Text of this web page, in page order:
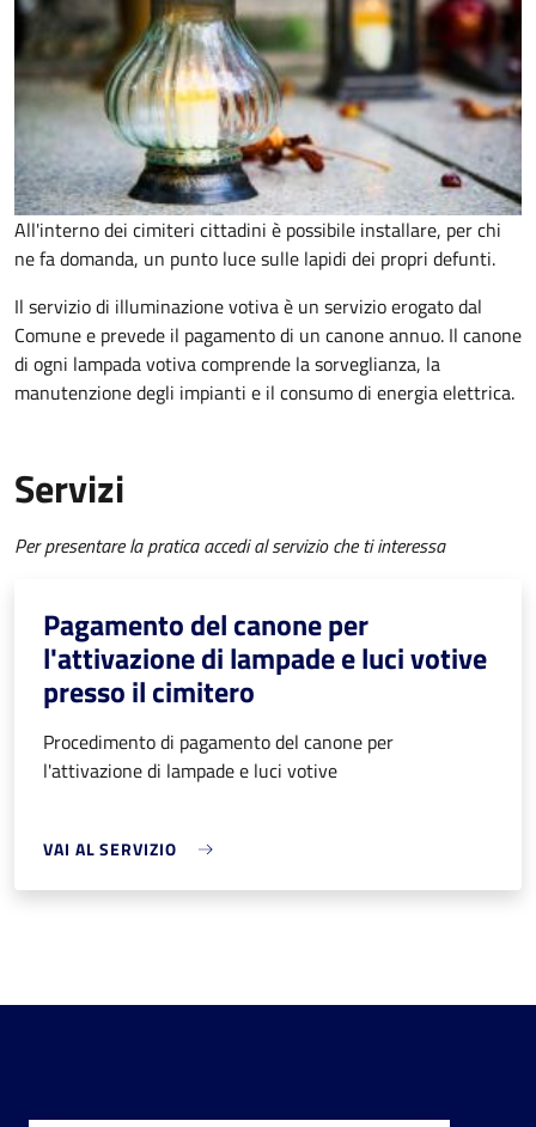
All'interno dei cimiteri cittadini è possibile installare, per chi
ne fa domanda, un punto luce sulle lapidi dei propri defunti.
Il servizio di illuminazione votiva è un servizio erogato dal
Comune e prevede il pagamento di un canone annuo. Il canone
di ogni lampada votiva comprende la sorveglianza, la
manutenzione degli impianti e il consumo di energia elettrica.
Servizi
Per presentare la pratica accedi al servizio che ti interessa
Pagamento del canone per
l'attivazione di lampade e luci votive
presso il cimitero
Procedimento di pagamento del canone per
l'attivazione di lampade e luci votive
VAI AL SERVIZIO